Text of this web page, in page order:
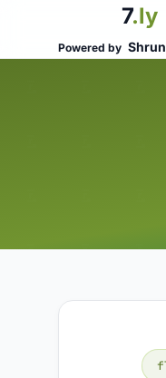
7.ly
Powered by